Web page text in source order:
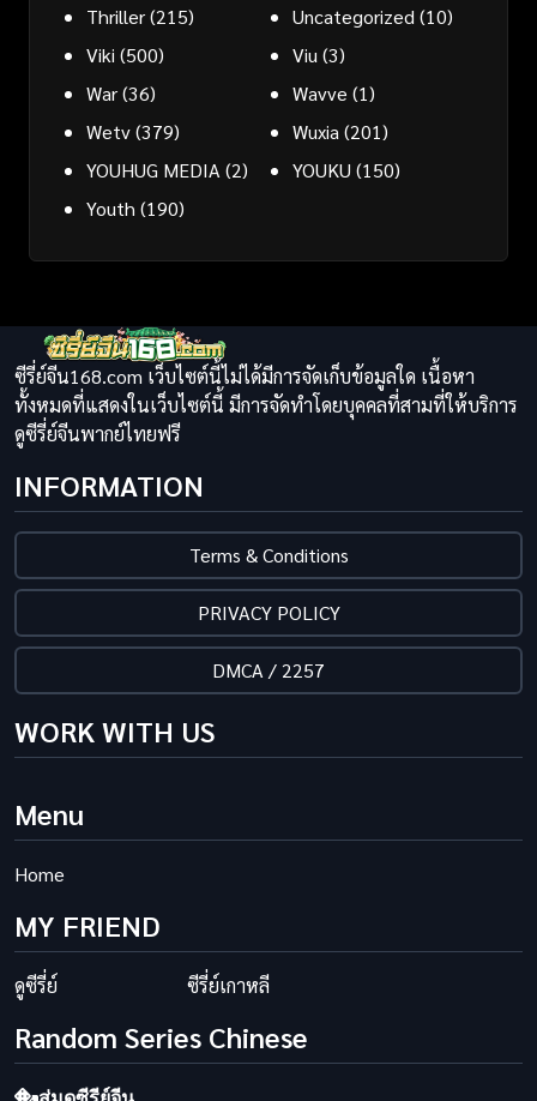
Thriller(215) Uncategorized (10)
Viki (500) Viu (3)
War(36) Wavve (1)
Wetv(379) Wuxia (201)
YOUHUG MEDIA (2) YOUKU (150)
Youth (190)
ซีรี่ย์จีน168.com เว็บไซต์นี้ไม่ได้มีการจัดเก็บข้อมูลใด เนื้อหา
ทั้งหมดที่แสดงในเว็บไซต์นี้ มีการจัดทำโดยบุคคลที่สามที่ให้บริการ
ดูซีรี่ย์จีนพากย์ไทยฟรี
INFORMATION
Terms & Conditions
PRIVACY POLICY
DMCA / 2257
WORK WITH US
Menu
Home
MY FRIEND
ดูซีรี่ย์ ซีรี่ย์เกาหลี
Random Series Chinese